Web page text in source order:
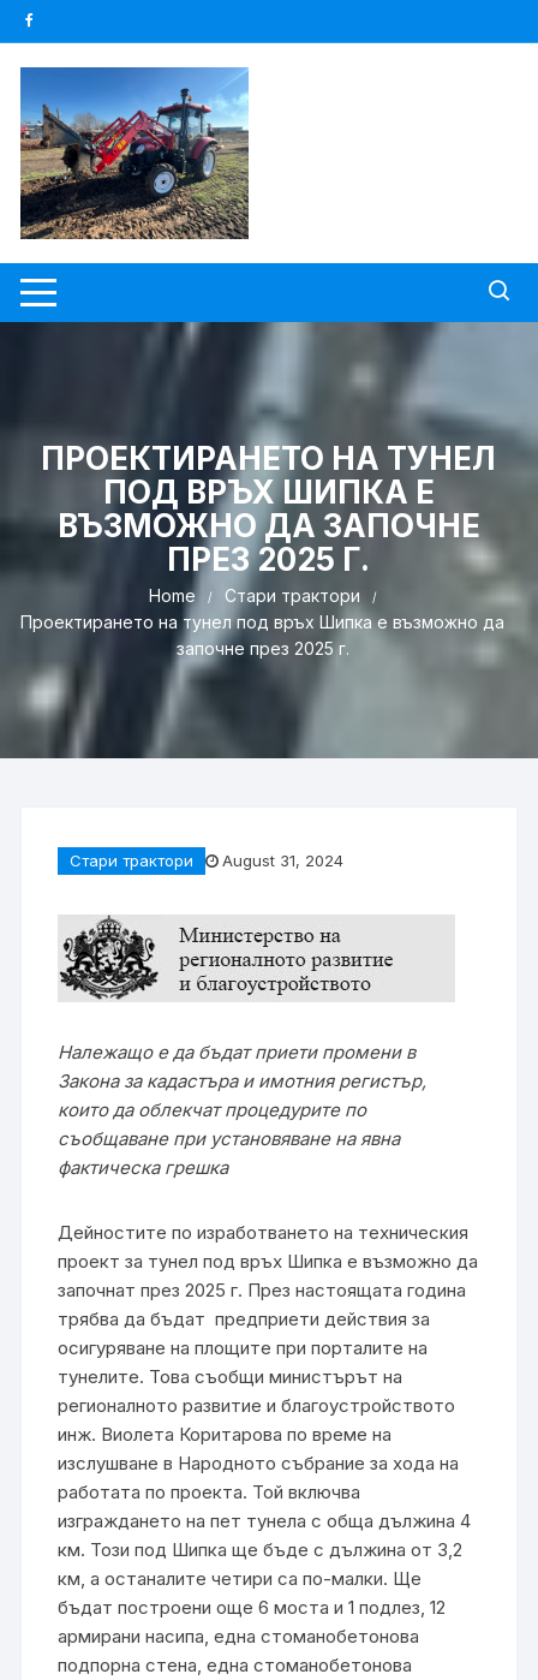
Skip
to
content
ПРОЕКТИРАНЕТО НА ТУНЕЛ
ПОД ВРЪХ ШИПКА Е
ВЪЗМОЖНО ДА ЗАПОЧНЕ
ПРЕЗ 2025 Г.
Home
Стари трактори
Проектирането на тунел под връх Шипка е възможно да
започне през 2025 г.
Стари трактори August 31, 2024
Належащо е да бъдат приети промени в
Закона за кадастъра и имотния регистър,
които да облекчат процедурите по
съобщаване при установяване на явна
фактическа грешка
Дейностите по изработването на техническия
проект за тунел под връх Шипка е възможно да
започнат през 2025 г. През настоящата година
трябва да бъдат предприети действия за
осигуряване на площите при порталите на
тунелите. Това съобщи министърът на
регионалното развитие и благоустройството
инж. Виолета Коритарова по време на
изслушване в Народното събрание за хода на
работата по проекта. Той включва
изграждането на пет тунела с обща дължина 4
км. Този под Шипка ще бъде с дължина от 3,2
км, а останалите четири са по-малки. Ще
бъдат построени още 6 моста и 1 подлез, 12
армирани насипа, една стоманобетонова
подпорна стена, една стоманобетонова